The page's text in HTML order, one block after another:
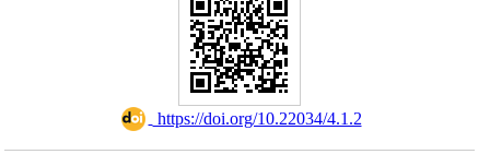
‎ https://doi.org/10.22034/4.1.2